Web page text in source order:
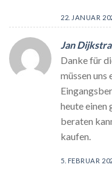
22. JANUAR
Jan Dijkstra
Danke für
müssen uns
heute einen
beraten
kaufen.
5. FEBRUAR